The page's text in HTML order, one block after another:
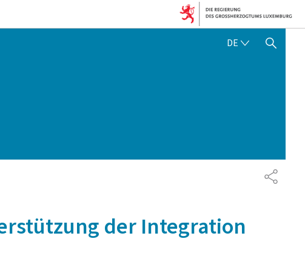
DE DEUTSCH
SUCHFLED ANZEIGEN /
TEILEN
der Integration